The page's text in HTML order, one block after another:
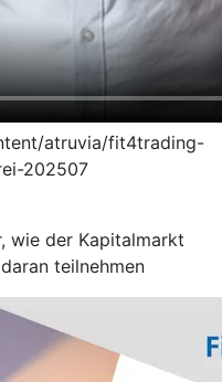
atruvia/fit4trading-
202507
wie der Kapitalmarkt
teilnehmen